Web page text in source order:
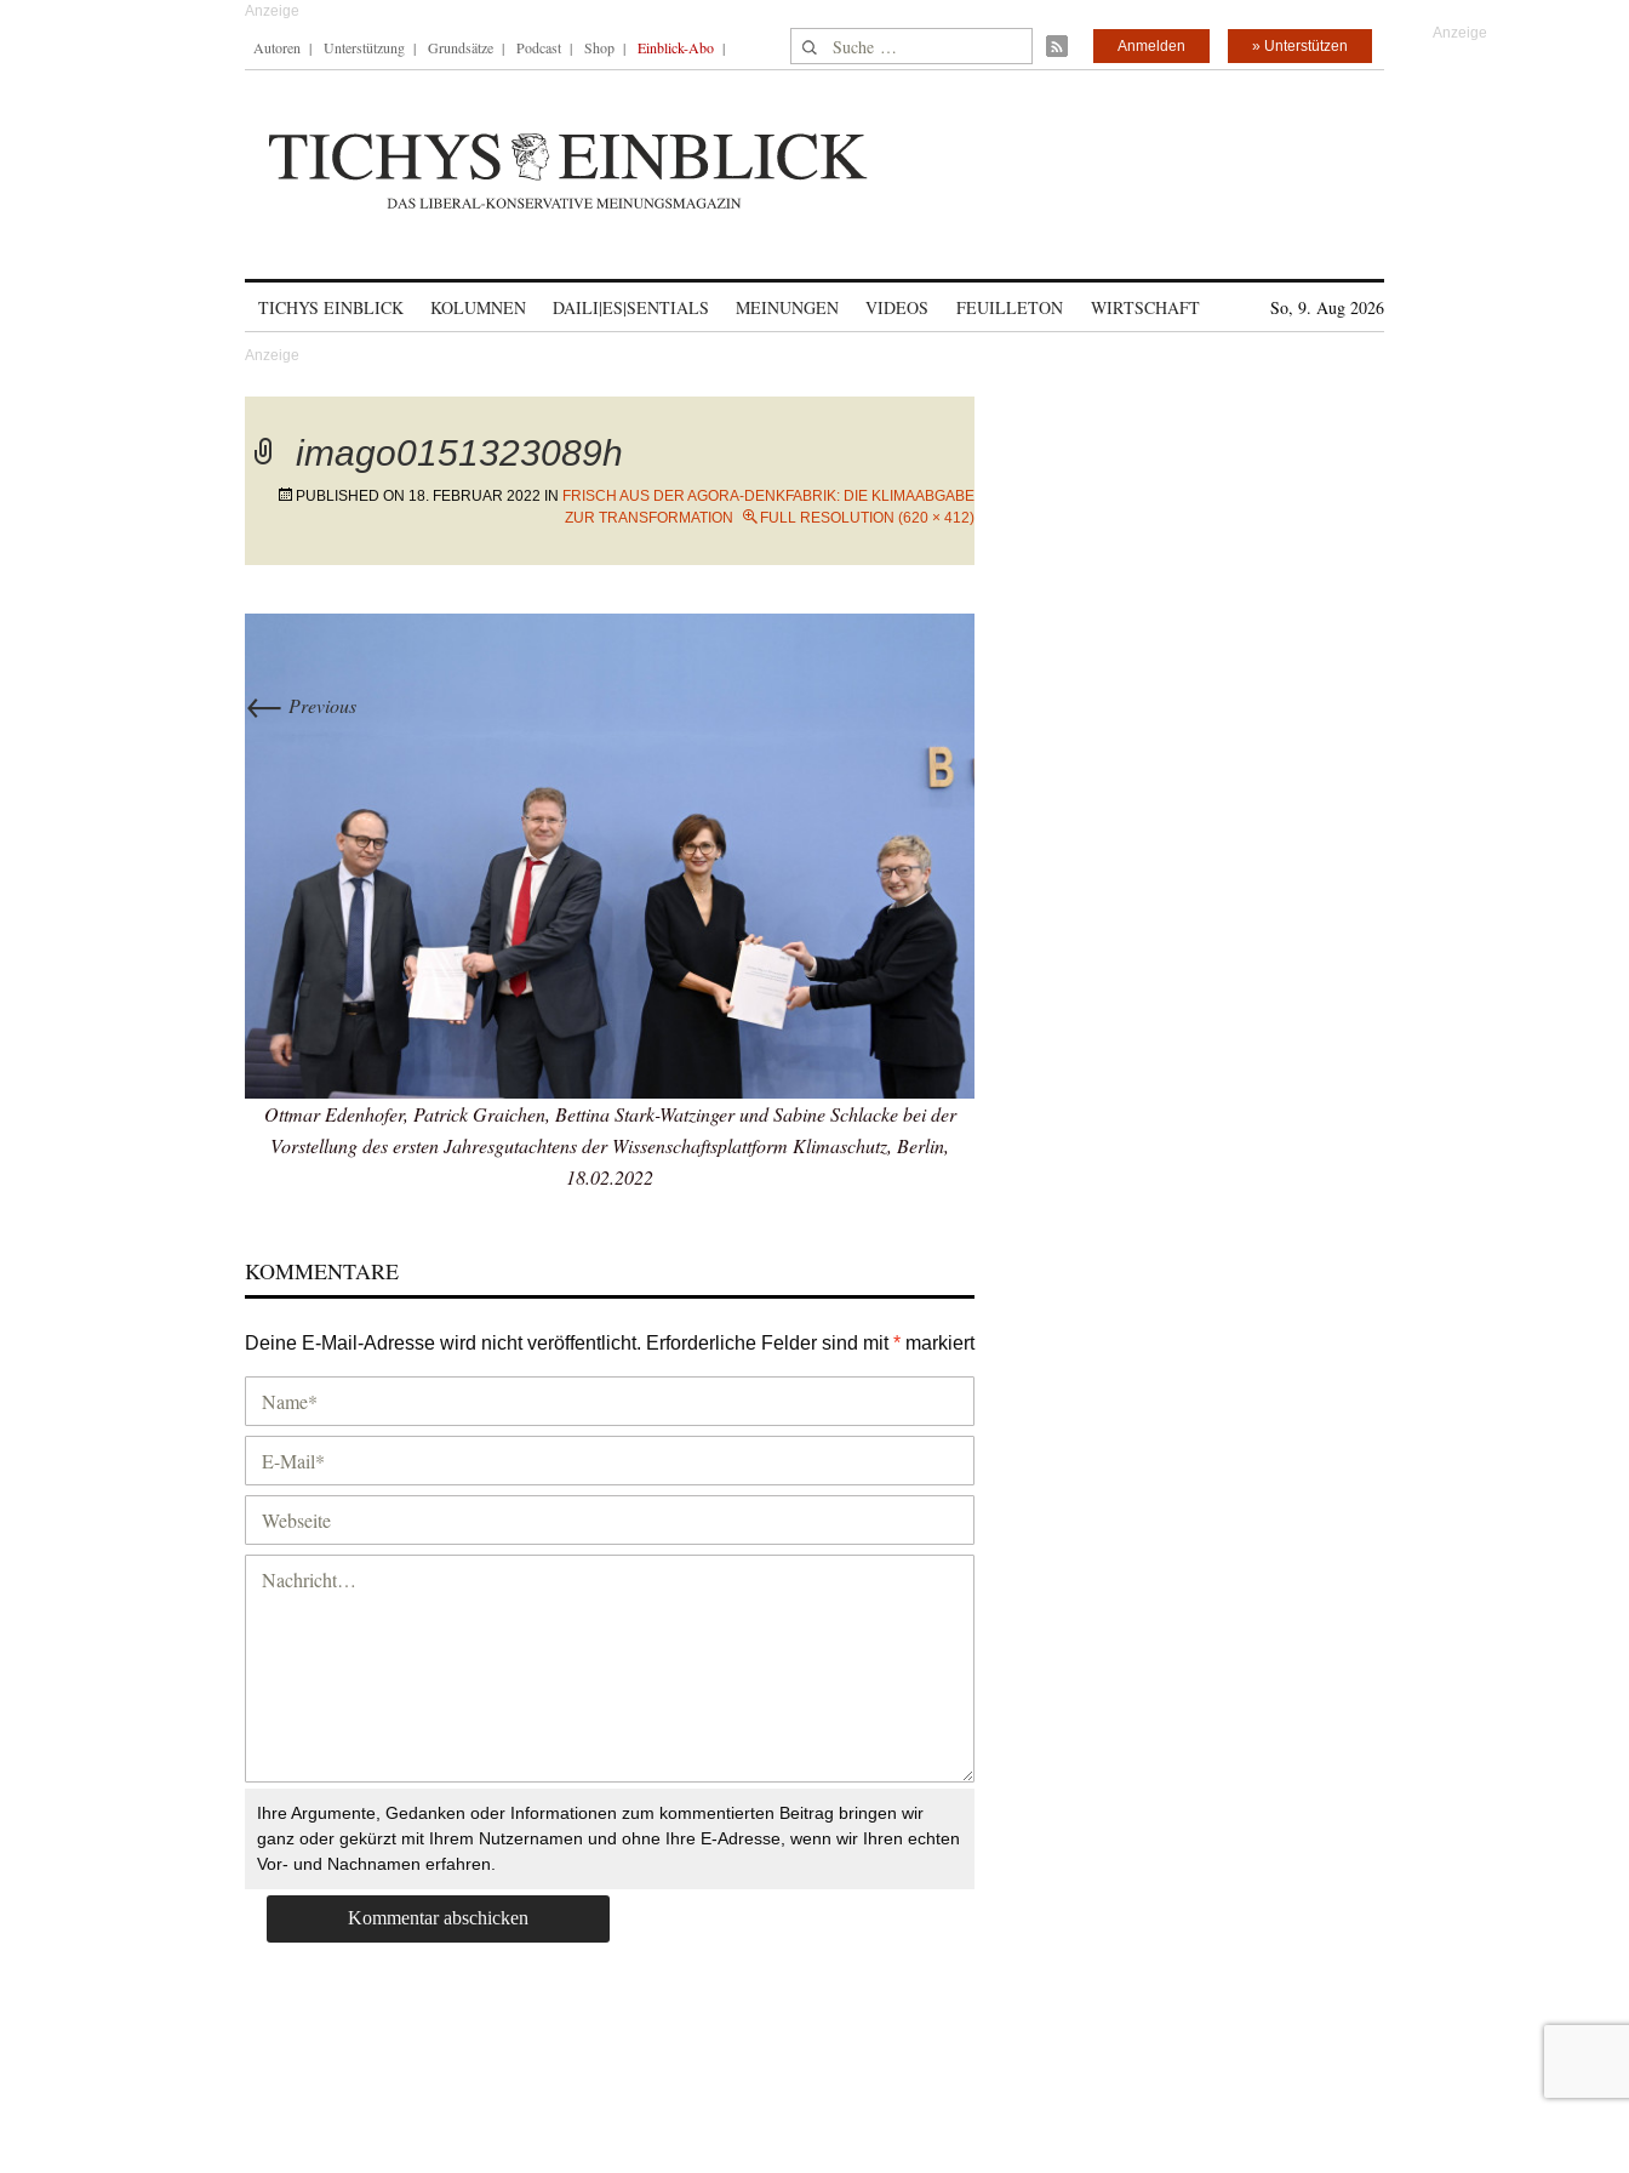
Autoren Unterstützung Grundsätze Podcast Shop Einblick-Abo Suche nach: » Unterstützen
Anmelden
TICHYS EINBLICK KOLUMNEN DAILI|ES|SENTIALS MEINUNGEN VIDEOS FEUILLETON WIRTSCHAFT So, 9. Aug 2026
imago0151323089h
PUBLISHED ON 18. FEBRUAR 2022 IN FRISCH AUS DER AGORA-DENKFABRIK: DIE KLIMAABGABE
ZUR TRANSFORMATION
FULL RESOLUTION (620 × 412)
← Previous
Ottmar Edenhofer, Patrick Graichen, Bettina Stark-Watzinger und Sabine Schlacke bei der
Vorstellung des ersten Jahresgutachtens der Wissenschaftsplattform Klimaschutz, Berlin,
18.02.2022
KOMMENTARE
Deine E-Mail-Adresse wird nicht veröffentlicht. Erforderliche Felder sind mit* markiert
Ihre Argumente, Gedanken oder Informationen zum kommentierten Beitrag bringen wir
ganz oder gekürzt mit Ihrem Nutzernamen und ohne Ihre E-Adresse, wenn wir Ihren echten
Vor- und Nachnamen erfahren.